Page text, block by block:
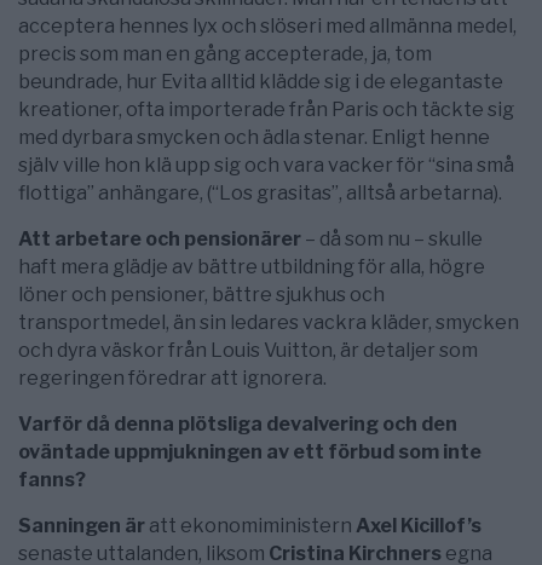
acceptera hennes lyx och slöseri med allmänna medel,
precis som man en gång accepterade, ja, tom
beundrade, hur Evita alltid klädde sig i de elegantaste
kreationer, ofta importerade från Paris och täckte sig
med dyrbara smycken och ädla stenar. Enligt henne
själv ville hon klä upp sig och vara vacker för “sina små
flottiga” anhängare, (“Los grasitas”, alltså arbetarna).
Att arbetare och pensionärer – då som nu – skulle
haft mera glädje av bättre utbildning för alla, högre
löner och pensioner, bättre sjukhus och
transportmedel, än sin ledares vackra kläder, smycken
och dyra väskor från Louis Vuitton, är detaljer som
regeringen föredrar att ignorera.
Varför då denna plötsliga devalvering och den
oväntade uppmjukningen av ett förbud som inte
fanns?
Sanningen är att ekonomiministern Axel Kicillof’s
senaste uttalanden, liksom Cristina Kirchners egna